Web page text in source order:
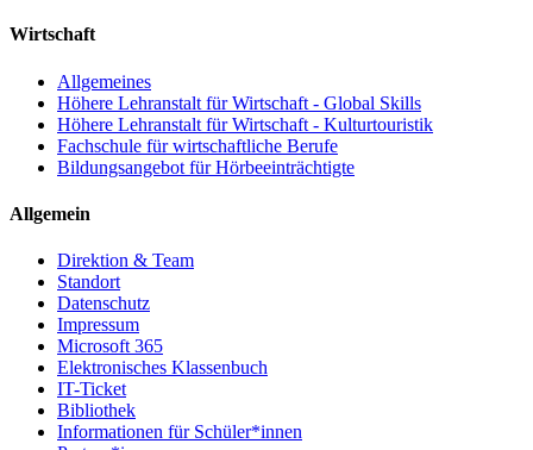
Wirtschaft
Allgemeines
Höhere Lehranstalt für Wirtschaft - Global Skills
Höhere Lehranstalt für Wirtschaft - Kulturtouristik
Fachschule für wirtschaftliche Berufe
Bildungsangebot für Hörbeeinträchtigte
Allgemein
Direktion & Team
Standort
Datenschutz
Impressum
Microsoft 365
Elektronisches Klassenbuch
IT-Ticket
Bibliothek
Informationen für Schüler*innen